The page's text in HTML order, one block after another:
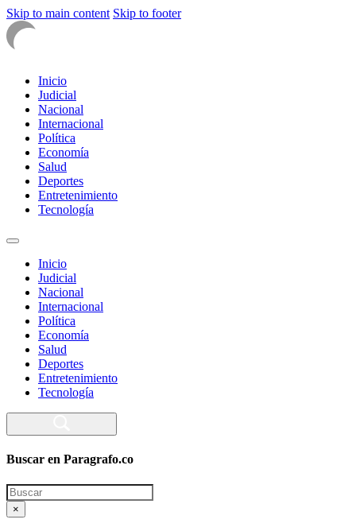
Skip to main content Skip to footer
Inicio
Judicial
Nacional
Internacional
Política
Economía
Salud
Deportes
Entretenimiento
Tecnología
Inicio
Judicial
Nacional
Internacional
Política
Economía
Salud
Deportes
Entretenimiento
Tecnología
Buscar en Paragrafo.co
Search
×